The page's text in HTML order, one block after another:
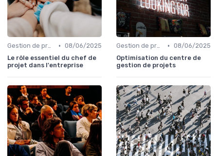
Gestion de projets • 08/06/2025
Le rôle essentiel du chef de
projet dans l'entreprise
Gestion de projets • 08/06/2025
Optimisation du centre de
gestion de projets